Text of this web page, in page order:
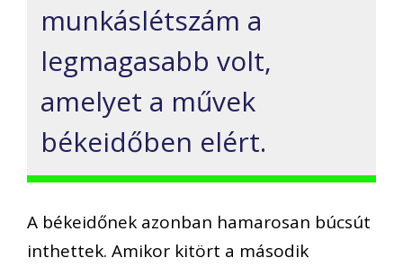
munkáslétszám a
legmagasabb volt,
amelyet a művek
békeidőben elért.
A békeidőnek azonban hamarosan búcsút
inthettek. Amikor kitört a második